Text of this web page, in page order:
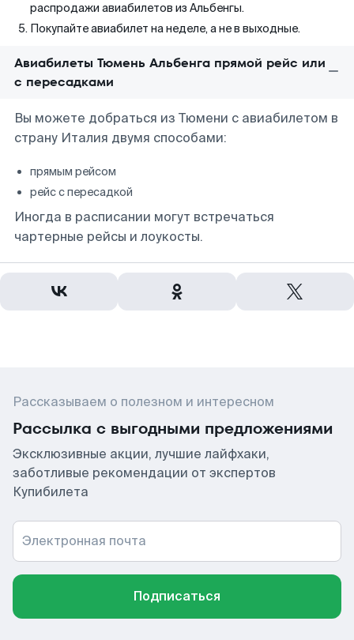
распродажи авиабилетов из Альбенгы.
Покупайте авиабилет на неделе, а не в выходные.
Авиабилеты Тюмень Альбенга прямой рейс или
с пересадками
Вы можете добраться из Тюмени с авиабилетом в
страну Италия двумя способами:
прямым рейсом
рейс с пересадкой
Иногда в расписании могут встречаться
чартерные рейсы и лоукосты.
Рассказываем о полезном и интересном
Рассылка с выгодными предложениями
Эксклюзивные акции, лучшие лайфхаки,
заботливые рекомендации от экспертов
Купибилета
Электронная почта
Подписаться